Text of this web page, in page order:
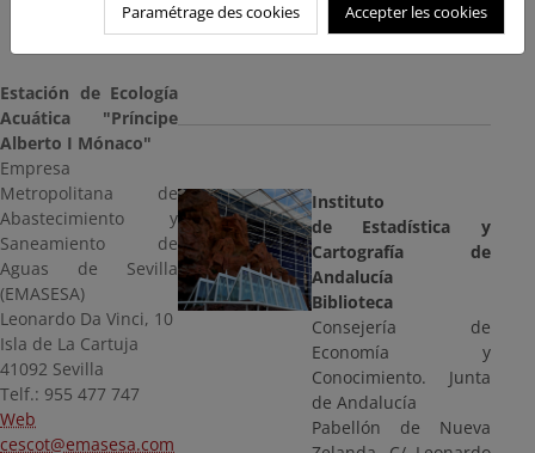
Estación de Ecología
Acuática "Príncipe
Alberto I Mónaco"
Empresa
Metropolitana de
Abastecimiento y
Saneamiento de
Aguas de Sevilla
(EMASESA)
Leonardo Da Vinci, 10
Isla de La Cartuja
41092 Sevilla
Telf.: 955 477 747
Web
cescot@emasesa.com
Instituto
de Estadística y
Cartografía de
Andalucía
Biblioteca
Consejería de
Economía y
Conocimiento. Junta
de Andalucía
Pabellón de Nueva
Paramétrage des cookies Accepter les cookies